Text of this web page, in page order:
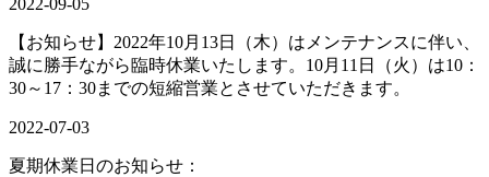
【お知らせ】2022年10月13日（木）はメンテナンスに伴い、
誠に勝手ながら臨時休業いたします。10月11日（火）は10：
30～17：30までの短縮営業とさせていただきます。
2022-07-03
夏期休業日のお知らせ：